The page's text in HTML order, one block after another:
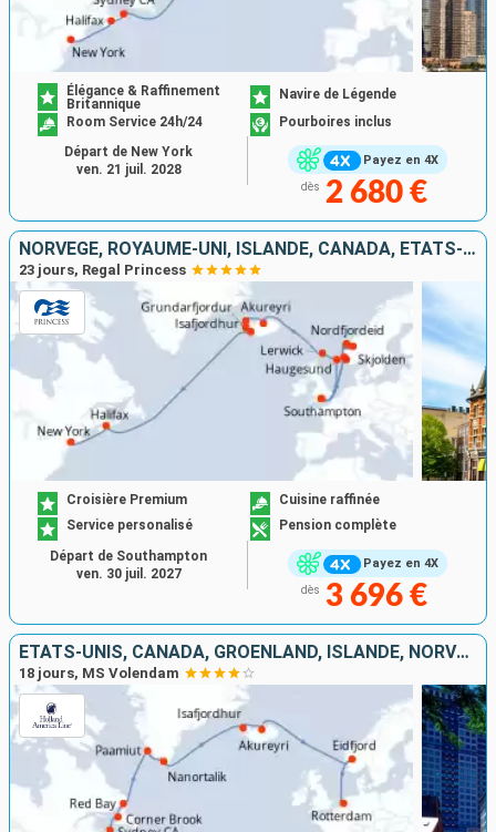
Payez en 4X
Élégance & Raffinement
Britannique
Navire de Légende
Room Service 24h/24
Pourboires inclus
dès 2 680 €
Départ de New York
ven. 21 juil. 2028
NORVÈGE, ROYAUME-UNI, ISLANDE, CANADA, ÉTATS-UNIS
23 jours, Regal Princess
Payez en 4X
Croisière Premium
Cuisine raffinée
Service personalisé
Pension complète
dès 3 696 €
Départ de Southampton
ven. 30 juil. 2027
ÉTATS-UNIS, CANADA, GRÖENLAND, ISLANDE, NORVÈGE, PAYS-BAS
18 jours, MS Volendam